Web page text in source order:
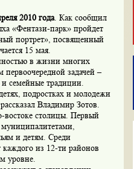
2010 года. Как сообщил
«Фентази-парк» пройдет
портрет», посвященный
15 мая.
в жизни многих
задачей –
семейные традиции.
подростках и молодежи
Владимир Зотов.
востоке столицы. Первый
и детям. Среди
каждого из 12-ти районов
уровне.